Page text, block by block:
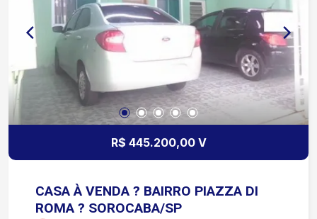
R$ 445.200,00 V
CASA À VENDA ? BAIRRO PIAZZA DI
ROMA ? SOROCABA/SP